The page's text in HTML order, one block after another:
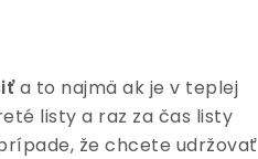
a to najmä ak je v teplej
listy a raz za čas listy
že chcete udržovať